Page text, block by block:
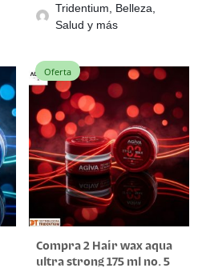
Tridentium, Belleza,
Salud y más
Oferta
Compra 2 Hair wax aqua
ultra strong 175 ml no. 5